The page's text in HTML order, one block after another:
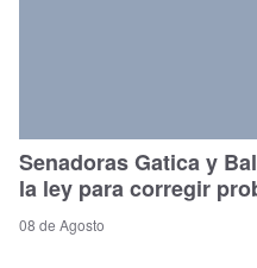
Senadoras Gatica y
la ley para corregir
08 de Agosto